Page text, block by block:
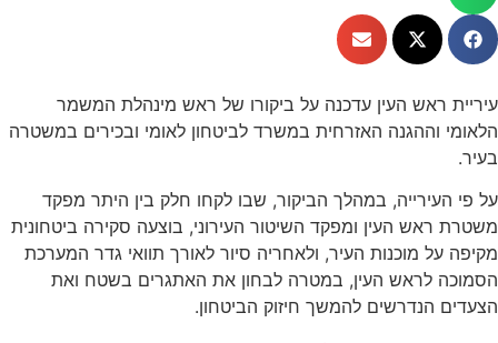
עיריית ראש העין עדכנה על ביקורו של ראש מינהלת המשמר
הלאומי וההגנה האזרחית במשרד לביטחון לאומי ובכירים במשטרה
בעיר.
על פי העירייה, במהלך הביקור, שבו לקחו חלק בין היתר מפקד
משטרת ראש העין ומפקד השיטור העירוני, בוצעה סקירה ביטחונית
מקיפה על מוכנות העיר, ולאחריה סיור לאורך תוואי גדר המערכת
הסמוכה לראש העין, במטרה לבחון את האתגרים בשטח ואת
הצעדים הנדרשים להמשך חיזוק הביטחון.